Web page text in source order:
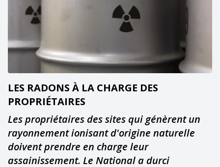
LES RADONS À LA CHARGE DES
PROPRIÉTAIRES
Les propriétaires des sites qui génèrent un
rayonnement ionisant d'origine naturelle
doivent prendre en charge leur
assainissement. Le National a durci